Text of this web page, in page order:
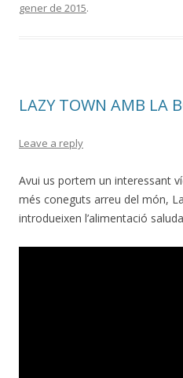
gener de 2015.
LAZY TOWN AMB LA
Leave a reply
Avui us portem un interessant
més coneguts arreu del món,
introdueixen l’alimentació